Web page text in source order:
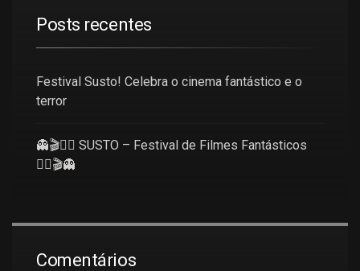
Posts recentes
Festival Susto! Celebra o cinema fantástico e o
terror
👻🎬🧜‍♀️ SUSTO – Festival de Filmes Fantásticos
🧜‍♀️🎬👻
Comentários